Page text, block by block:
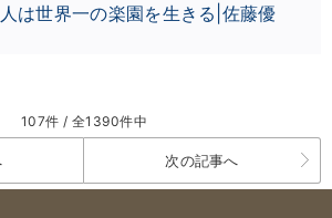
は世界一の楽園を生きる|佐藤優
107件 / 全1390件中
次の記事へ